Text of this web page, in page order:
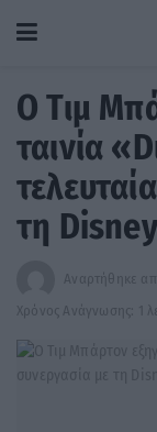
Ο Τιμ
ταινία
τη Disney
Αναρτήθηκε
Χρόνος Ανάγνωσης: 1